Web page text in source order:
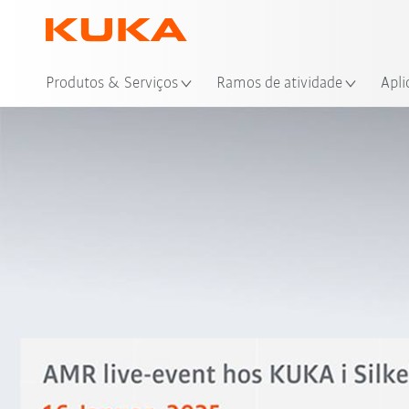
Produtos & Serviços Ramos de atividade